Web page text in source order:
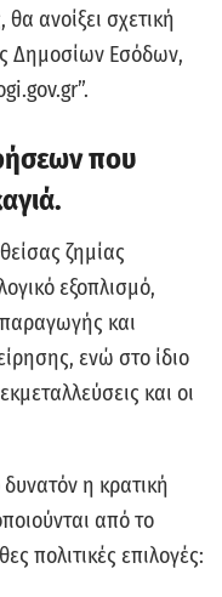
ανοίξει σχετική
Δημοσίων Εσόδων,
που
ζημίας
εξοπλισμό,
και
ενώ στο ίδιο
και οι
η κρατική
από το
πολιτικές επιλογές: